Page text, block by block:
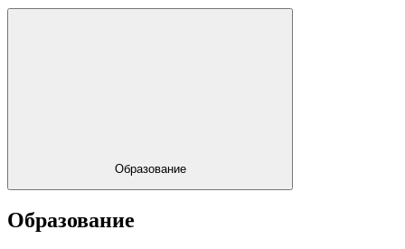
Образование
Образование